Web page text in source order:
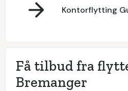
Kontorflytting
Få tilbud fra
Bremanger